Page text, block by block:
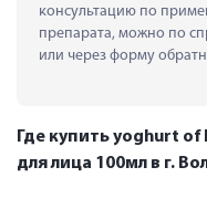
консультацию по
препарата, можно по
или через форму
Где купить yoghurt
для лица 100мл в г.